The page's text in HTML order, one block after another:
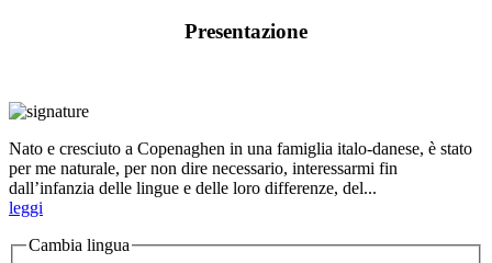
Presentazione
Nato e cresciuto a Copenaghen in una famiglia italo-danese, è stato
per me naturale, per non dire necessario, interessarmi fin
dall’infanzia delle lingue e delle loro differenze, del...
leggi
Cambia lingua